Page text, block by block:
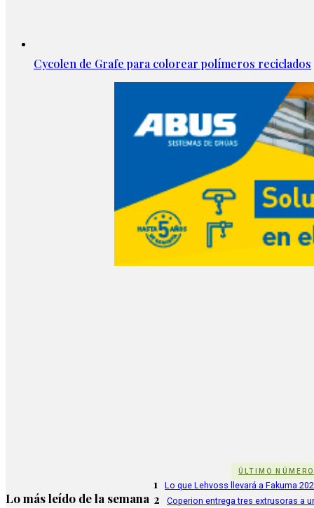
Cycolen de Grafe para colorear polímeros reciclados
ÚLTIMO NÚMERO
Lo más leído de la semana
1 Lo que Lehvoss llevará a Fakuma
2 Coperion entrega tres extrusoras a